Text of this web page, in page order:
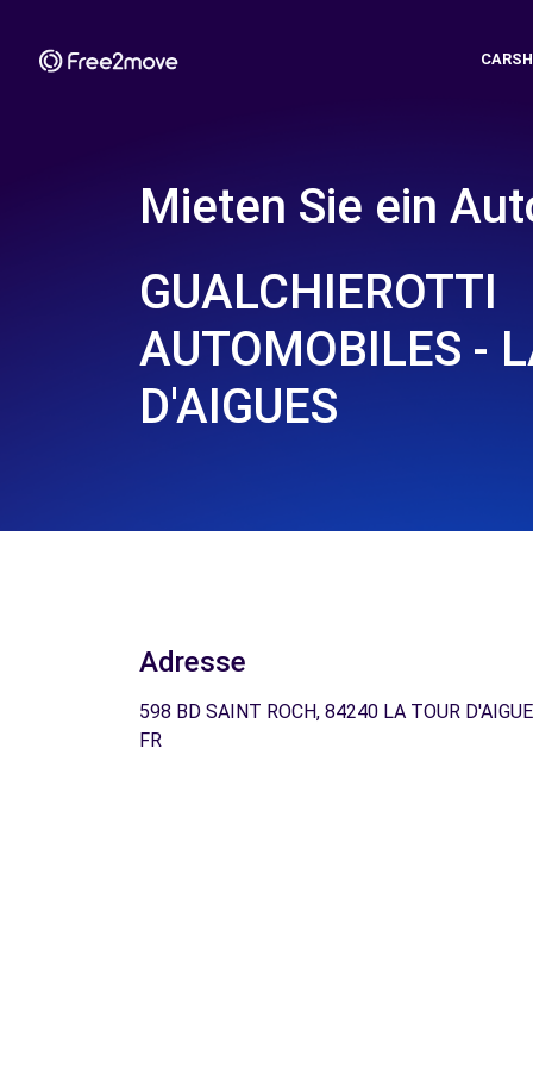
Mieten Sie ein
GUALCHIEROTTI
AUTOMOBILES -
D'AIGUES
Adresse
598 BD SAINT ROCH, 84240 LA TOUR
FR